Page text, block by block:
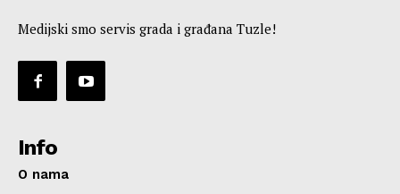
Medijski smo servis grada i građana Tuzle!
Info
O nama